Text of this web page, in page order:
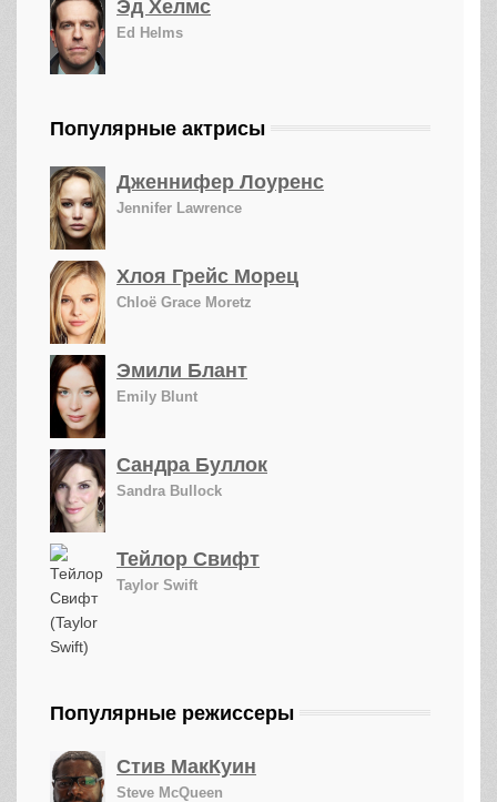
Эд Хелмс
Ed Helms
Популярные актрисы
Дженнифер Лоуренс
Jennifer Lawrence
Хлоя Грейс Морец
Chloë Grace Moretz
Эмили Блант
Emily Blunt
Сандра Буллок
Sandra Bullock
Тейлор Свифт
Taylor Swift
Популярные режиссеры
Стив МакКуин
Steve McQueen